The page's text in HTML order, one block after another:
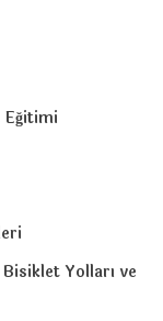
Eğitimi
Yolları ve